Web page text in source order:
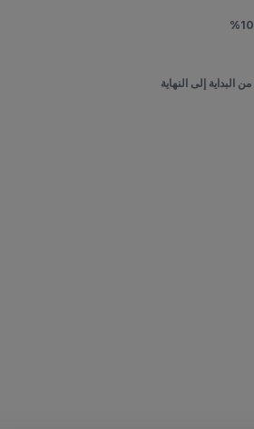
البداية إلى النهاية